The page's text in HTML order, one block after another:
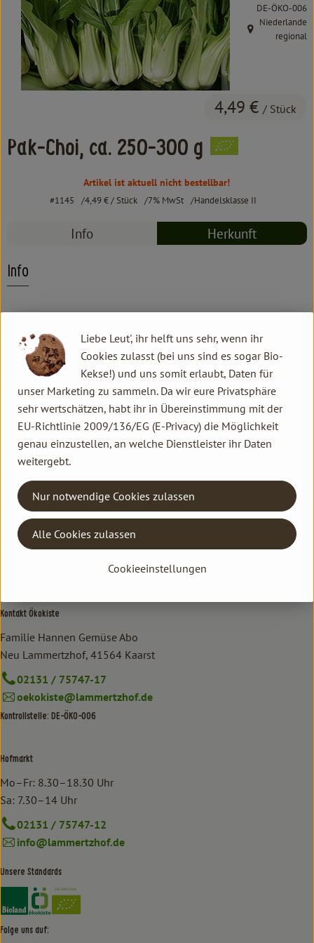
Kochen & Backen
Süß & Pikant
Getränke
Einkaufen
Pak-Choi, ca. 250-300 g
4,49 € / Stück
, Kontrollstelle:
DE-ÖKO-006
, Herkunft:
Niederlande
regional
Artikel ist aktuell nicht bestellbar!
#1145 4,49 €/ Stück 7% MwSt Handelsklasse II
Info Herkunft
Info
Produktinformationen
Herkunft
Hersteller: Bio
Niederlande regional
Kontakt allgemein
Familie Hannen GbR
Neu Lammertzhof, 41564 Kaarst
Kontakt Ökokiste
Familie Hannen Gemüse Abo
Neu Lammertzhof, 41564 Kaarst
02131 / 75747-17
oekokiste@lammertzhof.de
Kontrollstelle: DE-ÖKO-006
Hofmarkt
Mo–Fr: 8.30–18.30 Uhr
Sa: 7.30–14 Uhr
02131 / 75747-12
info@lammertzhof.de
Unsere Standards
Externer Link zu https://www.bioland.de/verbraucher
Externer Link zu https://www.oekokiste.de/
Folge uns auf:
Liebe Leut', ihr helft uns sehr, wenn ihr
Cookies zulasst (bei uns sind es sogar Bio-
Kekse!) und uns somit erlaubt, Daten für
unser Marketing zu sammeln. Da wir eure Privatsphäre
sehr wertschätzen, habt ihr in Übereinstimmung mit der
EU-Richtlinie 2009/136/EG (E-Privacy) die Möglichkeit
genau einzustellen, an welche Dienstleister ihr Daten
weitergebt.
Cookieeinstellungen
Nur notwendige Cookies zulassen
Alle Cookies zulassen